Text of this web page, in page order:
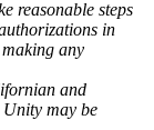
reasonable steps
in
any
and
Unity may be